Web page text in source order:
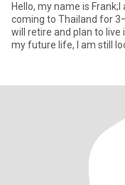
Hello, my name is
coming to Thailand for
will retire and plan to live
my future life, I am still